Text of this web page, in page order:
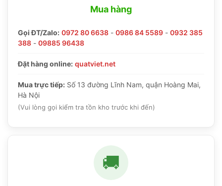
Mua hàng
Gọi ĐT/Zalo: 0972 80 6638 - 0986 84 5589 - 0932 385
388 - 09885 96438
Đặt hàng online: quatviet.net
Mua trực tiếp: Số 13 đường Lĩnh Nam, quận Hoàng Mai,
Hà Nội
(Vui lòng gọi kiểm tra tồn kho trước khi đến)
🚚